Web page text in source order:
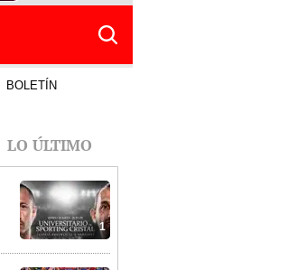
BOLETÍN
LO ÚLTIMO
1